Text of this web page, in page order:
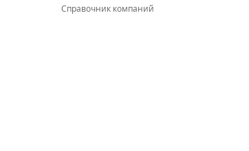
Справочник компаний